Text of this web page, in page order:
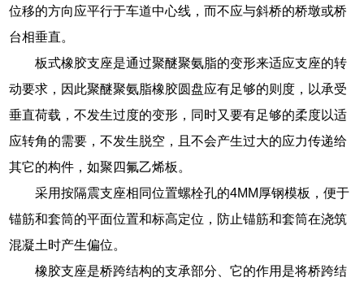
位移的方向应平行于车道中心线，而不应与斜桥的桥墩或桥
台相垂直。
板式橡胶支座是通过聚醚聚氨脂的变形来适应支座的转
动要求，因此聚醚聚氨脂橡胶圆盘应有足够的则度，以承受
垂直荷载，不发生过度的变形，同时又要有足够的柔度以适
应转角的需要，不发生脱空，且不会产生过大的应力传递给
其它的构件，如聚四氟乙烯板。
采用按隔震支座相同位置螺栓孔的4MM厚钢模板，便于
锚筋和套筒的平面位置和标高定位，防止锚筋和套筒在浇筑
混凝土时产生偏位。
橡胶支座是桥跨结构的支承部分、它的作用是将桥跨结